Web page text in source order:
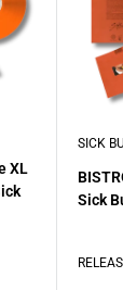
XL
SICK
Sick